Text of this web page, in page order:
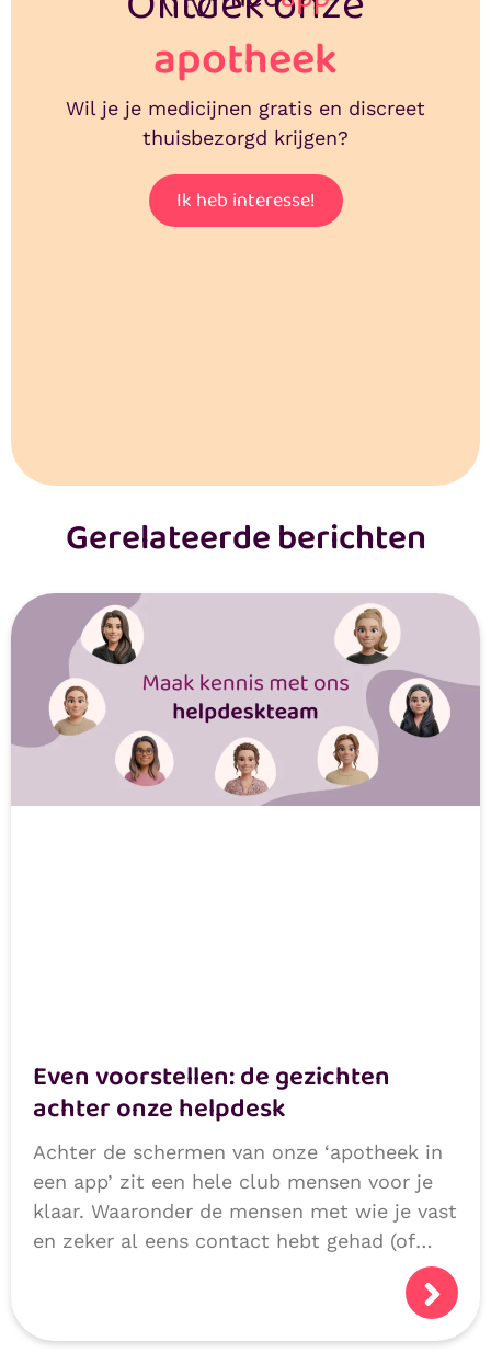
apotheek
Wil je je medicijnen gratis en discreet
thuisbezorgd krijgen?
Ik heb interesse!
Gerelateerde berichten
Even voorstellen: de gezichten
achter onze helpdesk
Achter de schermen van onze ‘apotheek in
een app’ zit een hele club mensen voor je
klaar. Waaronder de mensen met wie je vast
en zeker al eens contact hebt gehad (of